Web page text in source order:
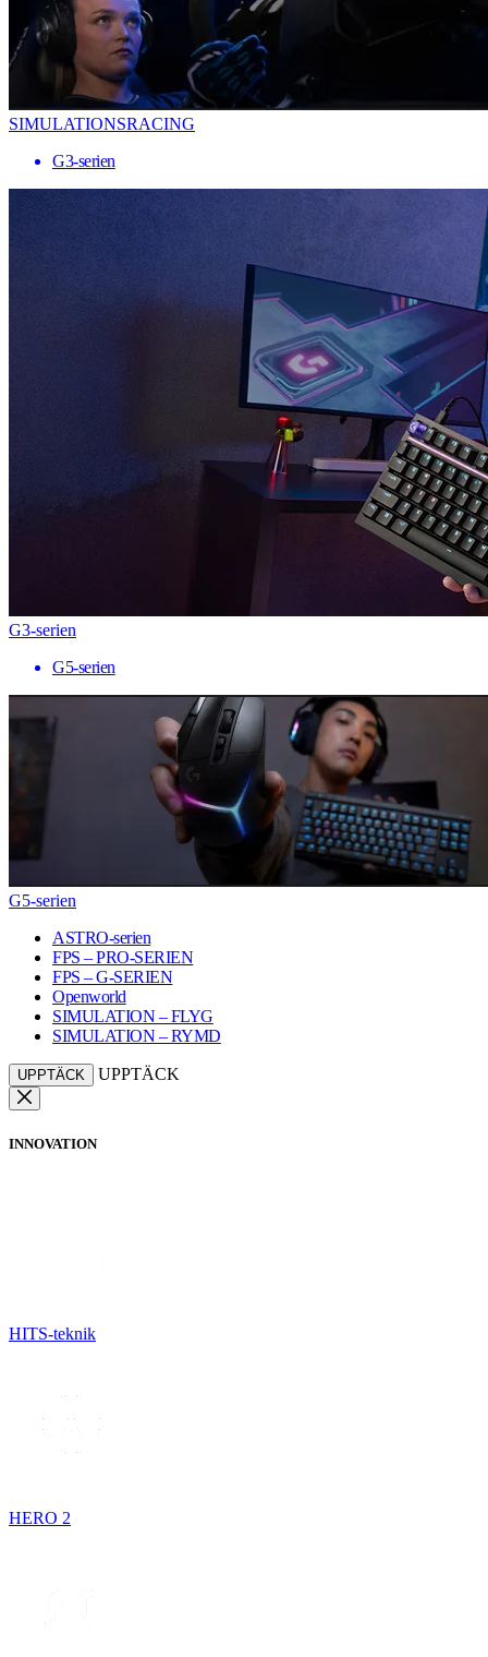
SIMULATIONSRACING
G3-serien
G3-serien
G5-serien
G5-serien
ASTRO-serien
FPS – PRO-SERIEN
FPS – G-SERIEN
Openworld
SIMULATION – FLYG
SIMULATION – RYMD
UPPTÄCK UPPTÄCK
INNOVATION
HITS-teknik
HERO 2